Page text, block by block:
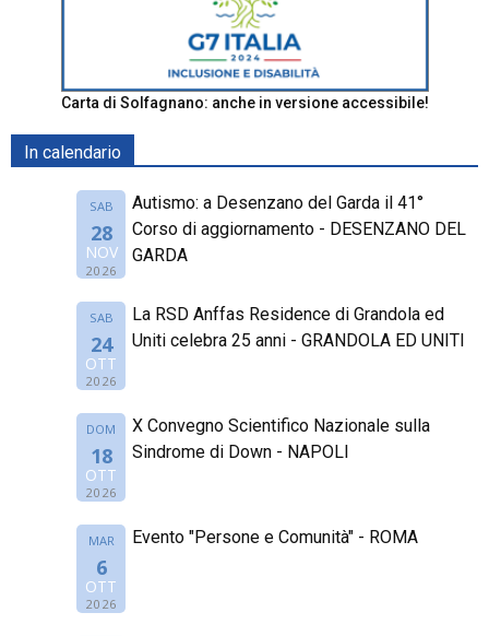
Carta di Solfagnano: anche in versione accessibile!
In calendario
SAB
28
NOV
2026
Autismo: a Desenzano del Garda il 41°
Corso di aggiornamento - DESENZANO DEL
GARDA
SAB
24
OTT
2026
La RSD Anffas Residence di Grandola ed
Uniti celebra 25 anni - GRANDOLA ED UNITI
DOM
18
OTT
2026
X Convegno Scientifico Nazionale sulla
Sindrome di Down - NAPOLI
MAR
6
OTT
2026
Evento "Persone e Comunità" - ROMA